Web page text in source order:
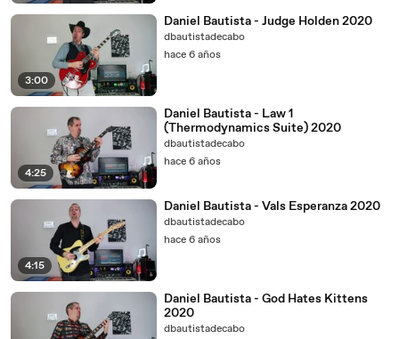
3:00
Daniel Bautista - Judge Holden 2020
dbautistadecabo
hace 6 años
4:25
Daniel Bautista - Law 1
(Thermodynamics Suite) 2020
dbautistadecabo
hace 6 años
4:15
Daniel Bautista - Vals Esperanza 2020
dbautistadecabo
hace 6 años
Daniel Bautista - God Hates Kittens
2020
dbautistadecabo